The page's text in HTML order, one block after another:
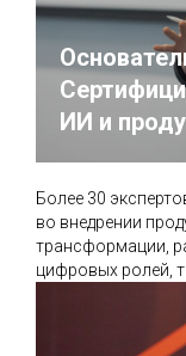
ИИ и
Более 30
во внедрении
трансформации,
цифровых ролей,